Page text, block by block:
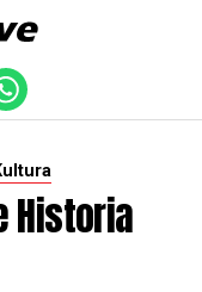
Historia